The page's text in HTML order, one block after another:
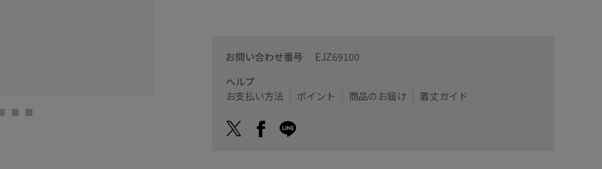
日本橋高島屋
着用サイズ : 24
お問い合わせ番号 EJZ69100
ヘルプ
お支払い方法
ポイント 商品のお届け 着丈ガイド